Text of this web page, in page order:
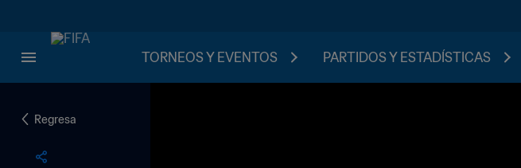
TORNEOS Y EVENTOS PARTIDOS Y ESTADÍSTICAS
Regresa